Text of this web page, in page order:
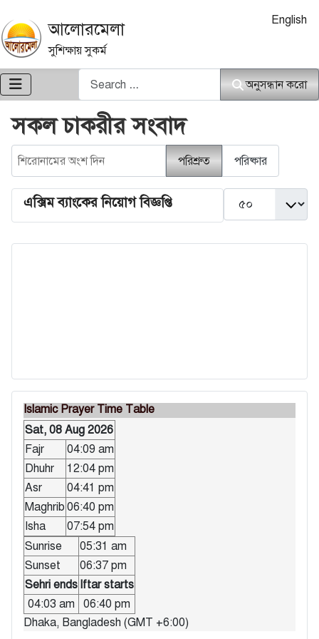
আলোরমেলা
সুশিক্ষায় সুকর্ম
আপনার ভাষা
English
অনুসন্ধান করো
অনুসন্ধান করো
সকল চাকরীর সংবাদ
শিরোনামের অংশ দিন
পরিশ্রুত পরিষ্কার
এক্সিম ব্যাংকের নিয়োগ বিজ্ঞপ্তি
Islamic Prayer Time Table
Sat, 08 Aug 2026
Fajr
04:09 am
Dhuhr
12:04 pm
Asr
04:41 pm
Maghrib 06:40 pm
Isha
07:54 pm
Sunrise
05:31 am
Sunset
06:37 pm
Sehri ends Iftar starts
04:03 am
06:40 pm
Dhaka, Bangladesh (GMT +6:00)